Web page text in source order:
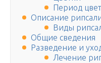
Период
Описание
Виды
Общие сведения
Разведение и
Лечение